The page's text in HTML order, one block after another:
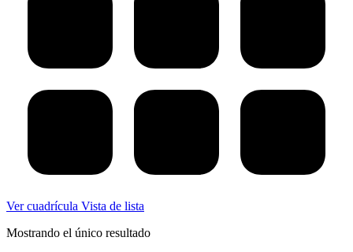
Ver cuadrícula Vista de lista
Mostrando el único resultado